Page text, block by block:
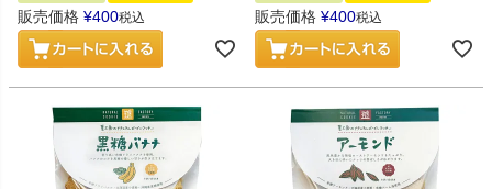
販売価格 ¥400税込 販売価格 ¥400税込